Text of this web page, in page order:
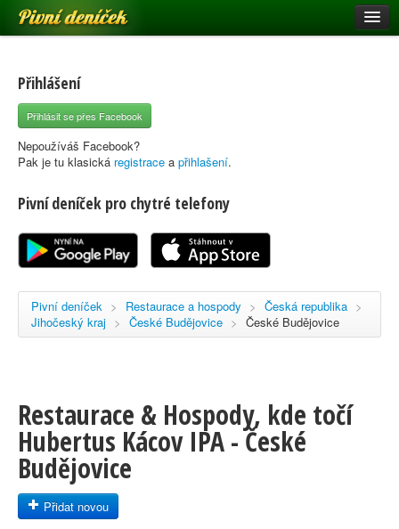
Pivní deníček
Pivní mapa
Pivní značky
Nápověda
Registrace
Přihlášení
Přihlásit se přes Facebook
Nepoužíváš Facebook?
Pak je tu klasická registrace a přihlašení.
Pivní deníček pro chytré telefony
Pivní deníček > Restaurace a hospody > Česká republika >
Jihočeský kraj > České Budějovice > České Budějovice
Restaurace & Hospody, kde točí
Hubertus Kácov IPA - České
Budějovice
Přidat novou